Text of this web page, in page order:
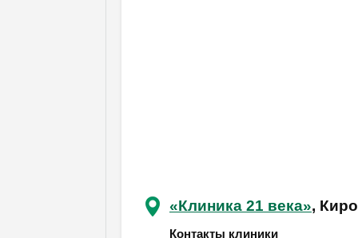
«Клиника 21 века»,
Контакты клиники